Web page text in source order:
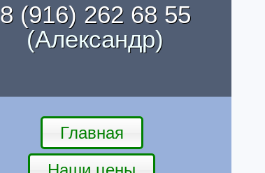
8 (916) 262 68 55
(Александр)
Главная